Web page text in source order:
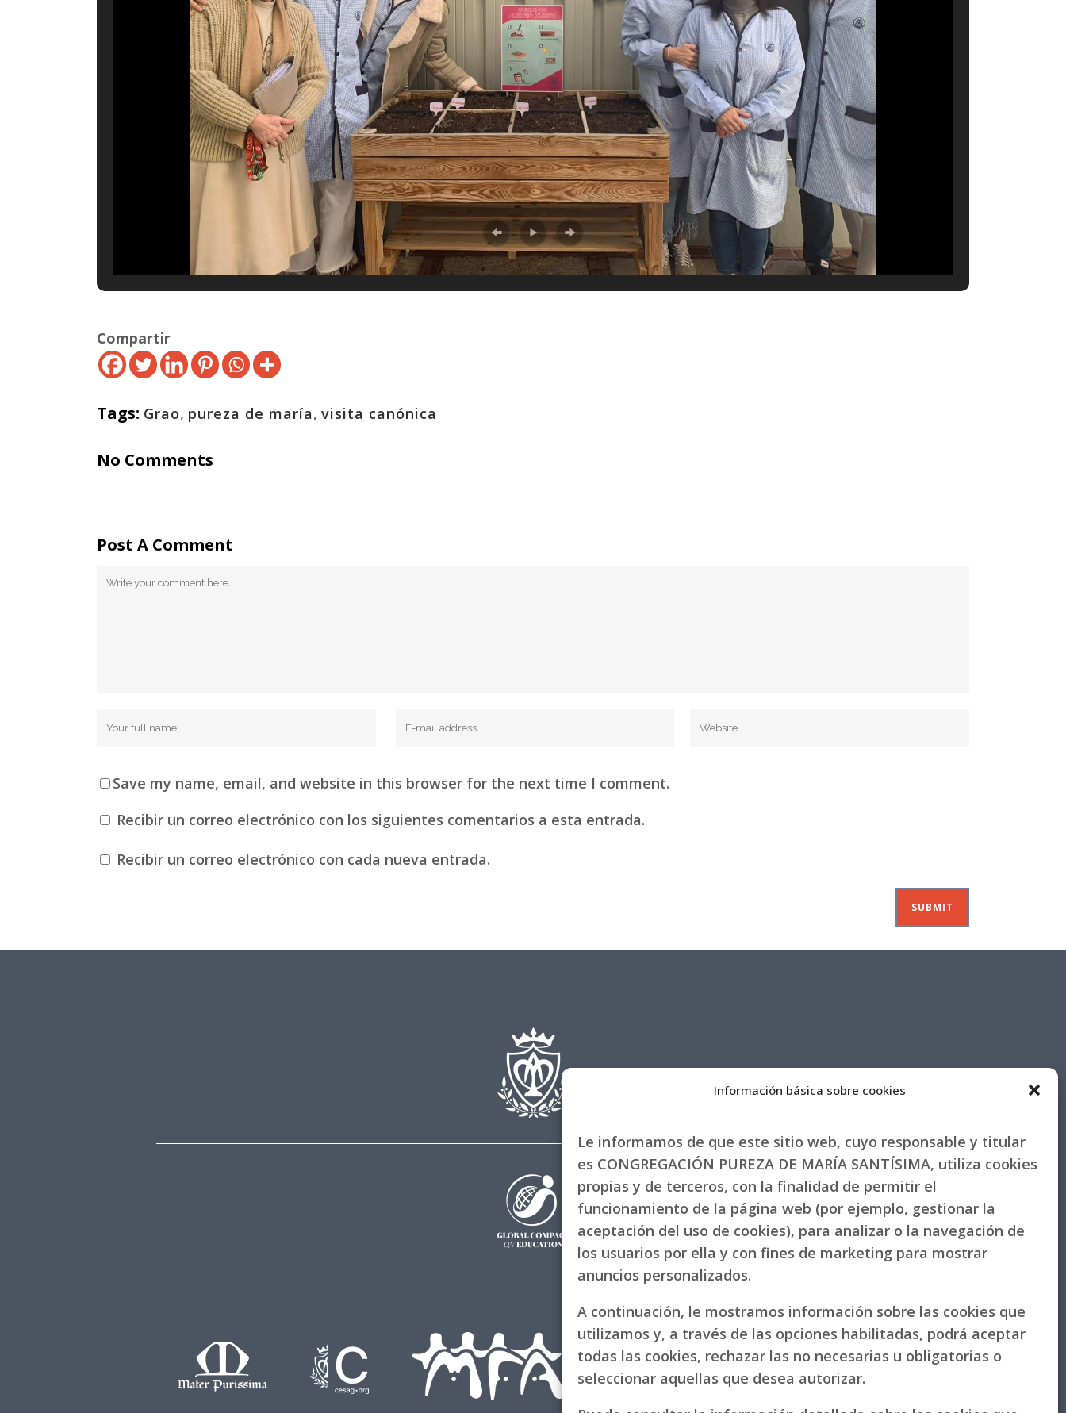
Información básica sobre cookies
Le informamos de que este sitio web, cuyo responsable y titular
es CONGREGACIÓN PUREZA DE MARÍA SANTÍSIMA, utiliza cookies
propias y de terceros, con la finalidad de permitir el
funcionamiento de la página web (por ejemplo, gestionar la
aceptación del uso de cookies), para analizar o la navegación de
los usuarios por ella y con fines de marketing para mostrar
anuncios personalizados.
A continuación, le mostramos información sobre las cookies que
utilizamos y, a través de las opciones habilitadas, podrá aceptar
todas las cookies, rechazar las no necesarias u obligatorias o
seleccionar aquellas que desea autorizar.
Compartir
Tags: Grao, pureza de maría, visita canónica
No Comments
Post A Comment
Save my name, email, and website in this browser for the next time I comment.
Recibir un correo electrónico con los siguientes comentarios a esta entrada.
Recibir un correo electrónico con cada nueva entrada.